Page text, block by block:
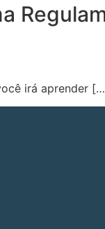
irá aprender